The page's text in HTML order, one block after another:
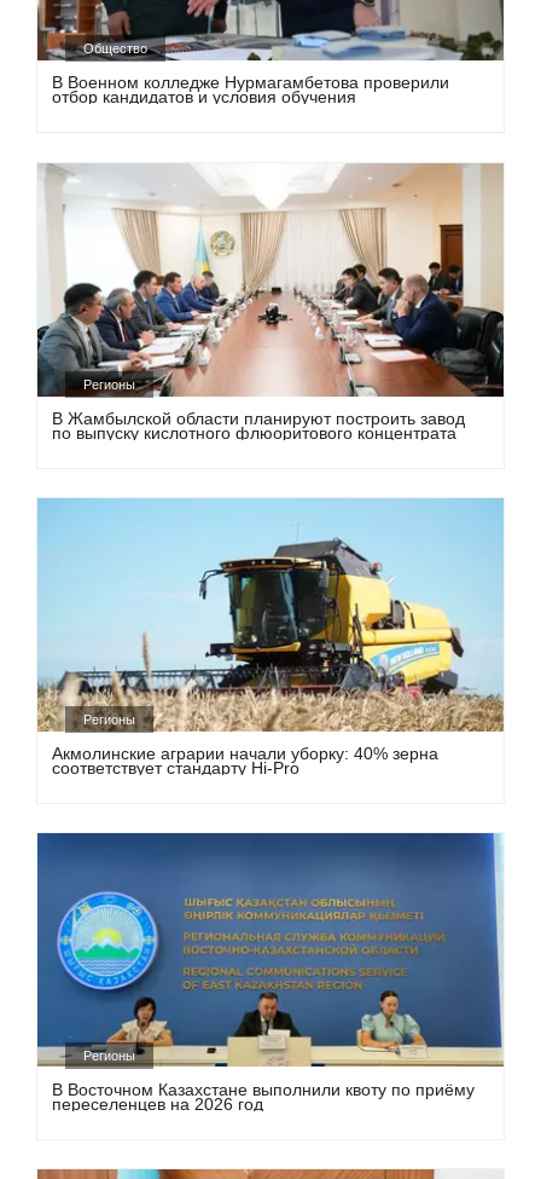
Общество
В Военном колледже Нурмагамбетова проверили
отбор кандидатов и условия обучения
Регионы
В Жамбылской области планируют построить завод
по выпуску кислотного флюоритового концентрата
Регионы
Акмолинские аграрии начали уборку: 40% зерна
соответствует стандарту Hi-Pro
Регионы
В Восточном Казахстане выполнили квоту по приёму
переселенцев на 2026 год